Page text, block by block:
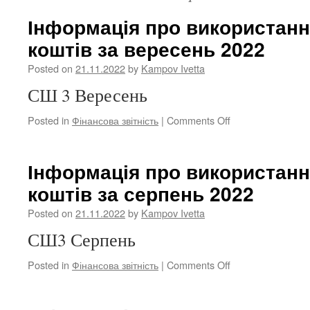
Інформація про
коштів за вересень 2022
Posted on 21.11.2022by Kampov Ivetta
СШ 3 Вересень
Posted in Фінансова звітність | Comments Offon
бюджетих
коштів
за
Інформація про
коштів за серпень 2022
Posted on 21.11.2022by Kampov Ivetta
СШ3 Серпень
Posted in Фінансова звітність | Comments Offon